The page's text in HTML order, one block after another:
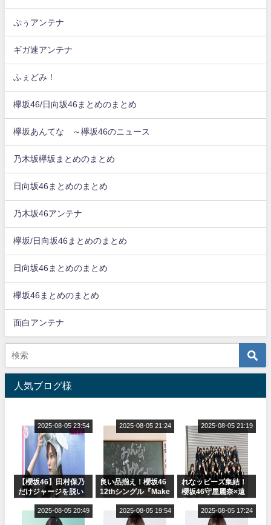
ぷぅアンテナ
ギガ速アンテナ
ふぇどみ！
欅坂46/日向坂46まとめのまとめ
欅坂あんてな ～欅坂46のニュース
乃木坂欅坂まとめのまとめ
日向坂46まとめのまとめ
乃木坂46アンテナ
欅坂/日向坂46まとめのまとめ
日向坂46まとめのまとめ
欅坂46まとめのまとめ
面白アンテナ
人気ブログ様
【櫻坂46】田村保乃
だけジャージを脱い
2025-08-05 23:54
良い品揃え！櫻坂46
12thシングル『Make
ャルグッズ絶賛販売
2025-08-05 21:24
れなッピーズ集結！
櫻坂46守屋麗奈×遠
ット！」水曜スタジ
オ出演決定
2025-08-05 21:19
2025-08-05 20:49 2025-08-05 19:54 2025-08-05 17:24